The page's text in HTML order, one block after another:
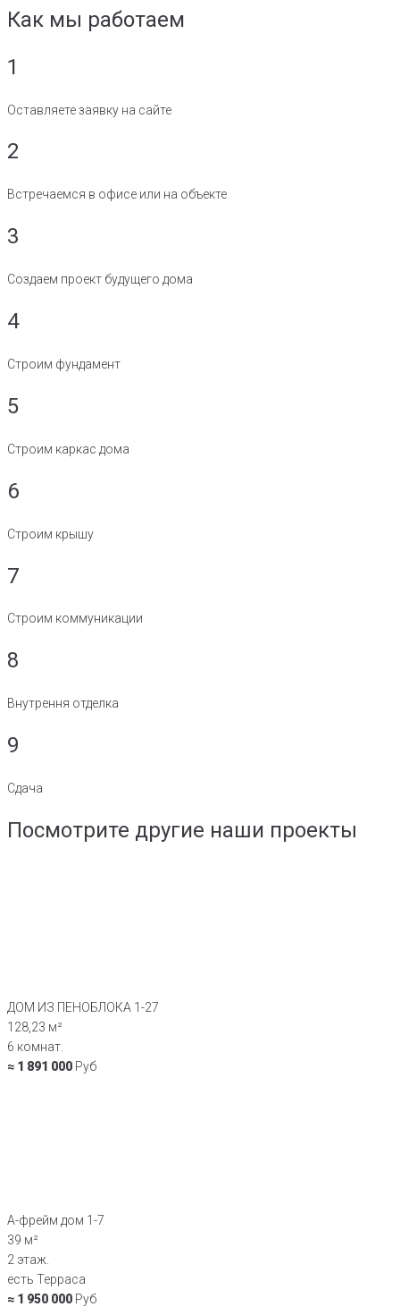
Как мы работаем
1
Оставляете заявку на сайте
2
Встречаемся в офисе или на объекте
3
Создаем проект будущего дома
4
Строим фундамент
5
Строим каркас дома
6
Строим крышу
7
Строим коммуникации
8
Внутрення отделка
9
Сдача
Посмотрите другие наши проекты
ДОМ ИЗ ПЕНОБЛОКА 1-27
128,23 м²
6 комнат.
≈ 1 891 000 Руб
А-фрейм дом 1-7
39 м²
2 этаж.
есть Терраса
≈ 1 950 000 Руб